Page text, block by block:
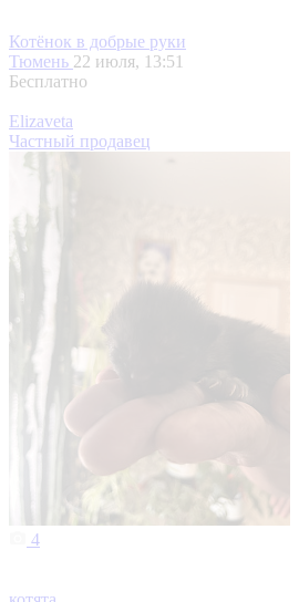
Котёнок в добрые руки
Тюмень 22 июля, 13:51
Бесплатно
Elizaveta
Частный продавец
4